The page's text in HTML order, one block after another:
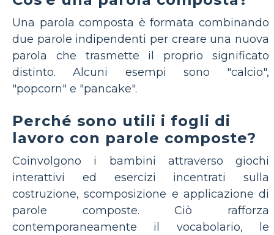
Una parola composta è formata combinando
due parole indipendenti per creare una nuova
parola che trasmette il proprio significato
distinto. Alcuni esempi sono "calcio",
"popcorn" e "pancake".
Perché sono utili i fogli di
lavoro con parole composte?
Coinvolgono i bambini attraverso giochi
interattivi ed esercizi incentrati sulla
costruzione, scomposizione e applicazione di
parole composte. Ciò rafforza
contemporaneamente il vocabolario, le